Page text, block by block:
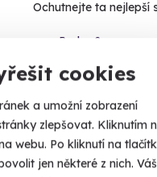
cookies
a umožní zobrazení
zlepšovat. Kliknutím
webu. Po kliknutí na
jen některé z nich. Váš
Ochutnejte ta nejlepší
Praha 2
1 090 Kč